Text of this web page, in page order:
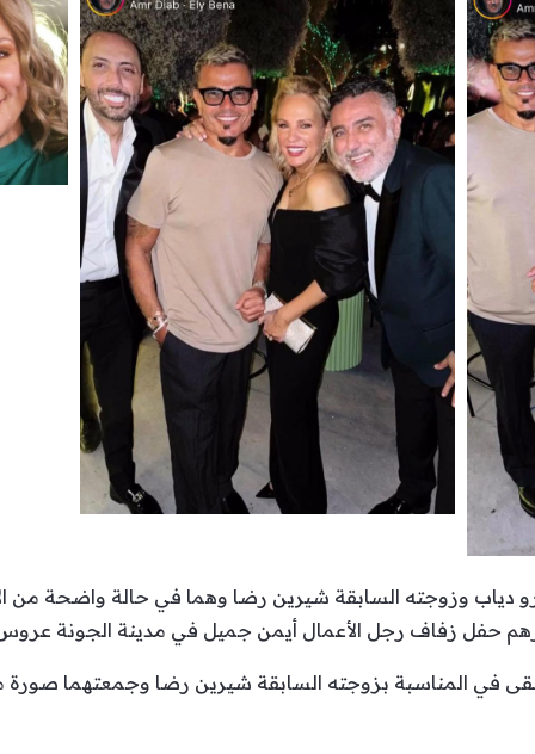
دياب وزوجته السابقة شيرين رضا وهما في حالة واضحة من
حفل زفاف رجل الأعمال أيمن جميل في مدينة الجونة عروس
في المناسبة بزوجته السابقة شيرين رضا وجمعتهما صورة